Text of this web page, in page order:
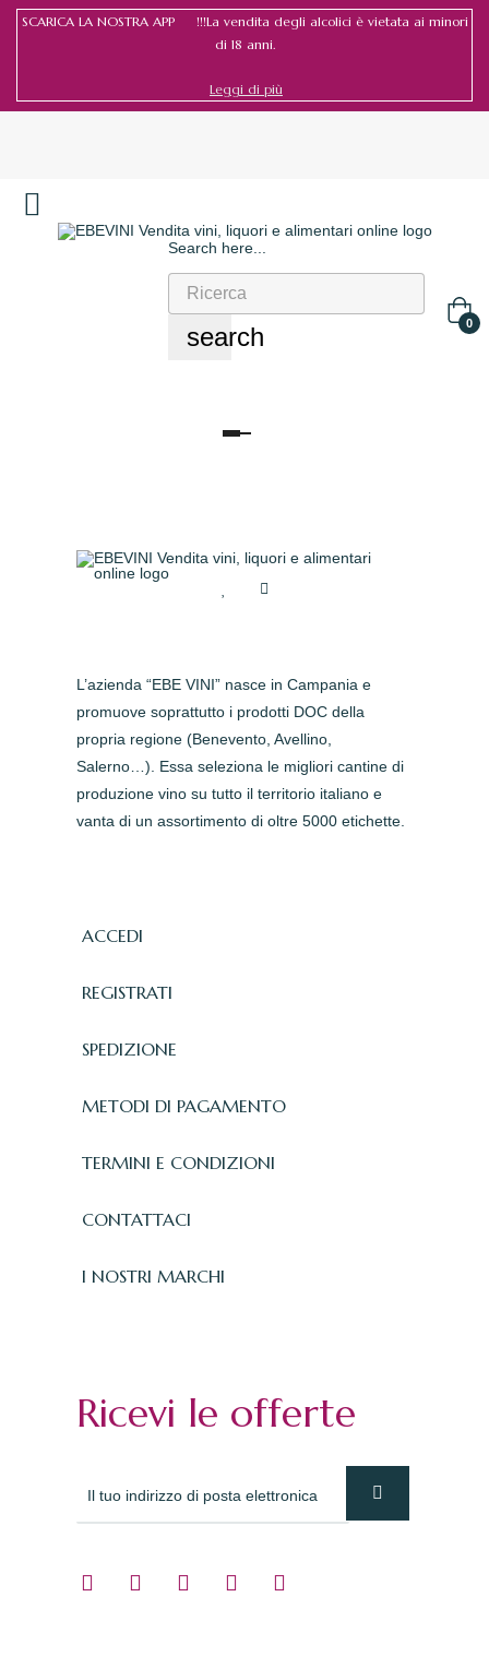
SCARICA LA NOSTRA APP !!!La vendita degli alcolici è vietata ai minori
di 18 anni.
Leggi di più
Search here...
search 0
navigazione
L’azienda “EBE VINI” nasce in Campania e
promuove soprattutto i prodotti DOC della
propria regione (Benevento, Avellino,
Salerno…). Essa seleziona le migliori cantine di
produzione vino su tutto il territorio italiano e
vanta di un assortimento di oltre 5000 etichette.
ACCEDI
REGISTRATI
SPEDIZIONE
METODI DI PAGAMENTO
TERMINI E CONDIZIONI
CONTATTACI
I NOSTRI MARCHI
Ricevi le offerte